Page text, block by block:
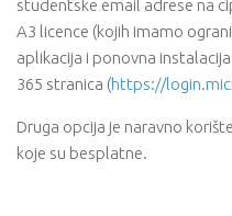
studentske email adrese na
A3 licence (kojih imamo
aplikacija i ponovna
365 stranica (https://
Druga opcija je naravno
koje su besplatne.